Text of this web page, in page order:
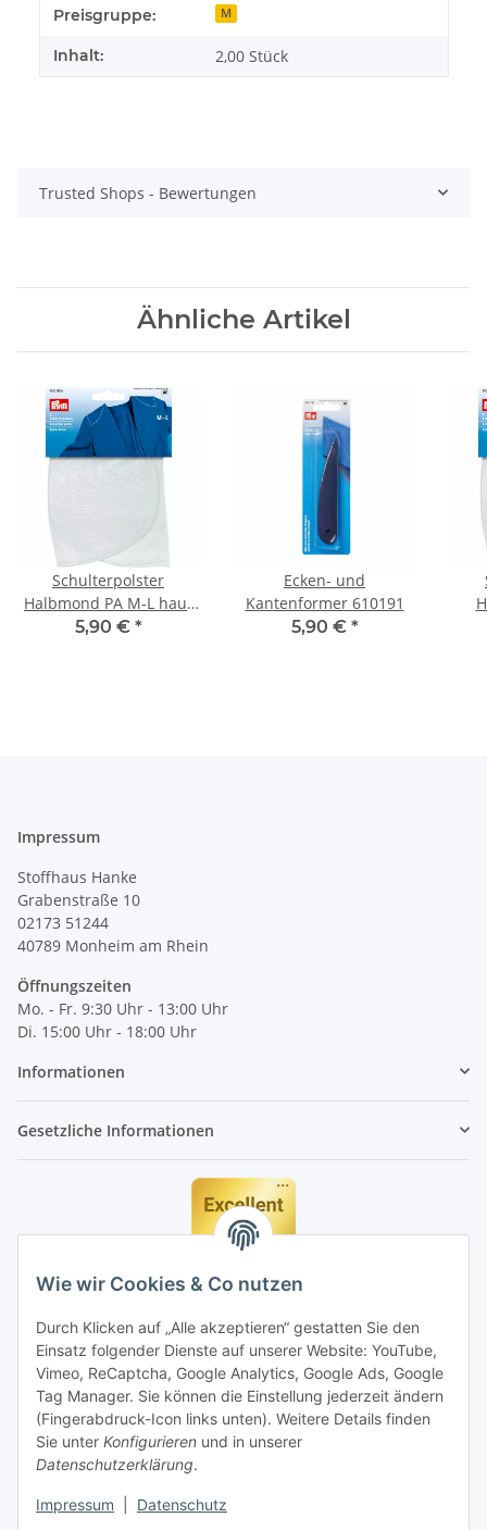
Wie wir Cookies & Co nutzen
Durch Klicken auf „Alle akzeptieren“ gestatten Sie den
Einsatz folgender Dienste auf unserer Website: YouTube,
Vimeo, ReCaptcha, Google Analytics, Google Ads, Google
Tag Manager. Sie können die Einstellung jederzeit ändern
(Fingerabdruck-Icon links unten). Weitere Details finden
Sie unter Konfigurieren und in unserer
Datenschutzerklärung.
Impressum Datenschutz
Produkteigenschaft
Wert
Preisgruppe: M
Inhalt: 2,00 Stück
Trusted Shops - Bewertungen
Ähnliche Artikel
Schulterpolster
Halbmond PA M-L haut
993866
5,90 € *
Ecken- und
Kantenformer 610191
5,90 € *
Impressum
Stoffhaus Hanke
Grabenstraße 10
02173 51244
40789 Monheim am Rhein
Öffnungszeiten
Mo. - Fr. 9:30 Uhr - 13:00 Uhr
Di. 15:00 Uhr - 18:00 Uhr
Informationen
Gesetzliche Informationen